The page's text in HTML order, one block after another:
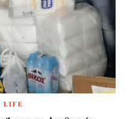
LIFE